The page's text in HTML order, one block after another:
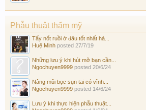
Phẫu thuật thẩm mỹ
Tẩy nốt ruồi ở đâu tốt nhất hà...
Huệ Minh posted 27/7/19
Những lưu ý khi hút mỡ bạn cần...
Ngochuyen9999 posted 20/6/24
Nâng mũi bọc sụn tai có vĩnh...
Ngochuyen9999 posted 14/6/24
Lưu ý khi thực hiện phẫu thuật...